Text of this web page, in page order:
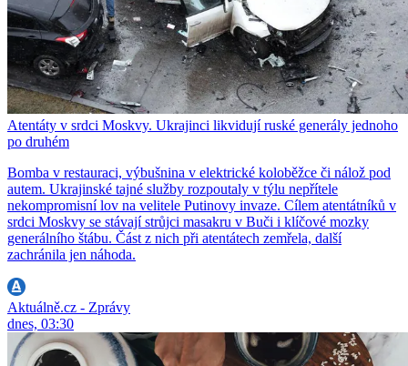
Atentáty v srdci Moskvy. Ukrajinci likvidují ruské generály jednoho
po druhém
Bomba v restauraci, výbušnina v elektrické koloběžce či nálož pod
autem. Ukrajinské tajné služby rozpoutaly v týlu nepřítele
nekompromisní lov na velitele Putinovy invaze. Cílem atentátníků v
srdci Moskvy se stávají strůjci masakru v Buči i klíčové mozky
generálního štábu. Část z nich při atentátech zemřela, další
zachránila jen náhoda.
Aktuálně.cz - Zprávy
dnes, 03:30